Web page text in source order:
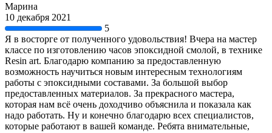
Марина
10 декабря 2021
5
Я в восторге от полученного удовольствия! Вчера на мастер
классе по изготовлению часов эпоксидной смолой, в технике
Resin art. Благодарю компанию за предоставленную
возможность научиться новым интересным технологиям
работы с эпоксидными составами. За большой выбор
предоставленных материалов. За прекрасного мастера,
которая нам всё очень доходчиво объяснила и показала как
надо работать. Ну и конечно благодарю всех специалистов,
которые работают в вашей команде. Ребята внимательные,